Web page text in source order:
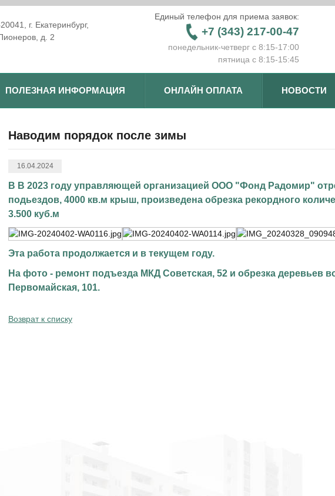
г. Екатеринбург,
д. 2
Единый телефон для приема заявок:
+7 (343) 217-00-47
понедельник-четверг с 8:15-17:00
пятница с 8:15-15:45
ПОЛЕЗНАЯ ИНФОРМАЦИЯ ОНЛАЙН ОПЛАТА НОВОСТИ
Наводим порядок после зимы
16.04.2024
В В 2023 году управляющей организацией ООО "Фонд Радомир"
подьездов, 4000 кв.м крыш, произведена обрезка рекордного
3.500 куб.м
Эта работа продолжается и в текущем году.
На фото - ремонт подъезда МКД Советская, 52 и обрезка деревьев
Первомайская, 101.
Возврат к списку